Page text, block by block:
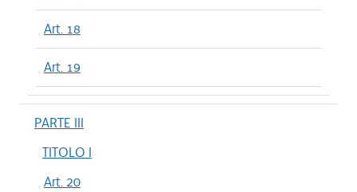
Art. 18
Art. 19
PARTE III
TITOLO I
Art. 20